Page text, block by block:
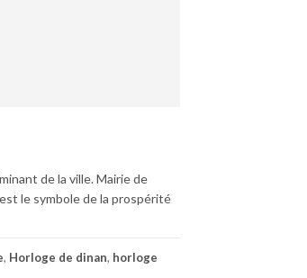
de la ville. Mairie de
le symbole de la prospérité
, Horloge de dinan, horloge